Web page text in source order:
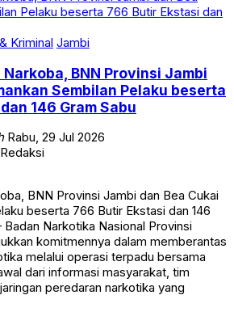
Kriminal Jambi
BNN Provinsi Jambi
Sembilan Pelaku beserta
146 Gram Sabu
Rabu, 29 Jul 2026
BNN Provinsi Jambi dan Bea Cukai
beserta 766 Butir Ekstasi dan 146
Narkotika Nasional Provinsi
komitmennya dalam memberantas
melalui operasi terpadu bersama
dari informasi masyarakat, tim
peredaran narkotika yang